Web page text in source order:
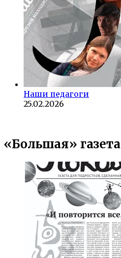
Наши педагоги
25.02.2026
«Большая» газета